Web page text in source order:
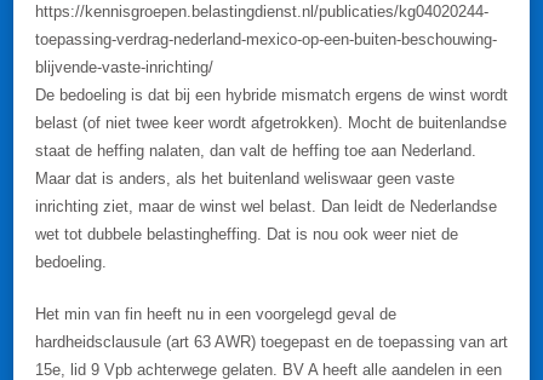
https://kennisgroepen.belastingdienst.nl/publicaties/kg04020244-
toepassing-verdrag-nederland-mexico-op-een-buiten-beschouwing-
blijvende-vaste-inrichting/
De bedoeling is dat bij een hybride mismatch ergens de winst wordt
belast (of niet twee keer wordt afgetrokken). Mocht de buitenlandse
staat de heffing nalaten, dan valt de heffing toe aan Nederland.
Maar dat is anders, als het buitenland weliswaar geen vaste
inrichting ziet, maar de winst wel belast. Dan leidt de Nederlandse
wet tot dubbele belastingheffing. Dat is nou ook weer niet de
bedoeling.
Het min van fin heeft nu in een voorgelegd geval de
hardheidsclausule (art 63 AWR) toegepast en de toepassing van art
15e, lid 9 Vpb achterwege gelaten. BV A heeft alle aandelen in een